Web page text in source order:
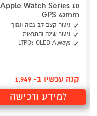
Apple Watch Series 10
GPS 42mm
ניטור קצב לב גבוה ונמוך
ניטור שינה והתראות
LTPO3 OLED Always
קנה עכשיו ב- 1,949
למידע ורכישה